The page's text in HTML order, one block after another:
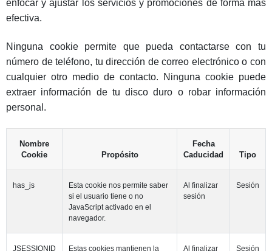
enfocar y ajustar los servicios y promociones de forma más
efectiva.
Ninguna cookie permite que pueda contactarse con tu
número de teléfono, tu dirección de correo electrónico o con
cualquier otro medio de contacto. Ninguna cookie puede
extraer información de tu disco duro o robar información
personal.
Nombre
Cookie
Propósito
Fecha
Caducidad
Tipo
has_js
Esta cookie nos permite saber
si el usuario tiene o no
JavaScript activado en el
navegador.
Al finalizar
sesión
Sesión
JSESSIONID Estas cookies mantienen la Al finalizar Sesión